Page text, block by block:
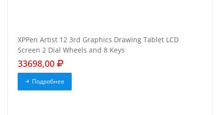
XPPen Artist 12 3rd Graphics Drawing Tablet LCD
Screen 2 Dial Wheels and 8 Keys
33698,00
Подробнее